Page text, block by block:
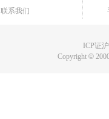
联系我们
ICP证
Copyright©